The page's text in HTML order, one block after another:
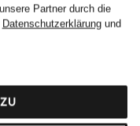
für Damen
für Herren
Partner durch die
Datenschutzerklärungund